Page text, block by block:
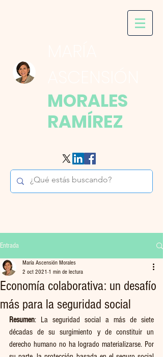
MORALES
RAMÍREZ
Entrada
Economía colaborativa: un desafío
más para la seguridad social
María Ascensión Morales
2 oct 2021 1 min de lectura
Resumen: La seguridad social a más de siete
décadas de su surgimiento y de constituir un
derecho humano no ha logrado materializarse. Por